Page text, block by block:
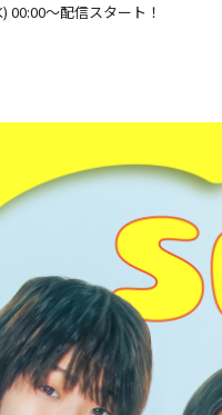
00:00〜配信スタート！